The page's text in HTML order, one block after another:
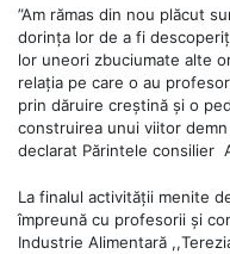
”Am rămas din nou plăcut
dorința lor de a fi
lor uneori zbuciumate alte
relația pe care o au
prin dăruire creștină și o
construirea unui viitor
declarat Părintele consilier
La finalul activității menite
împreună cu profesorii și
Industrie Alimentară